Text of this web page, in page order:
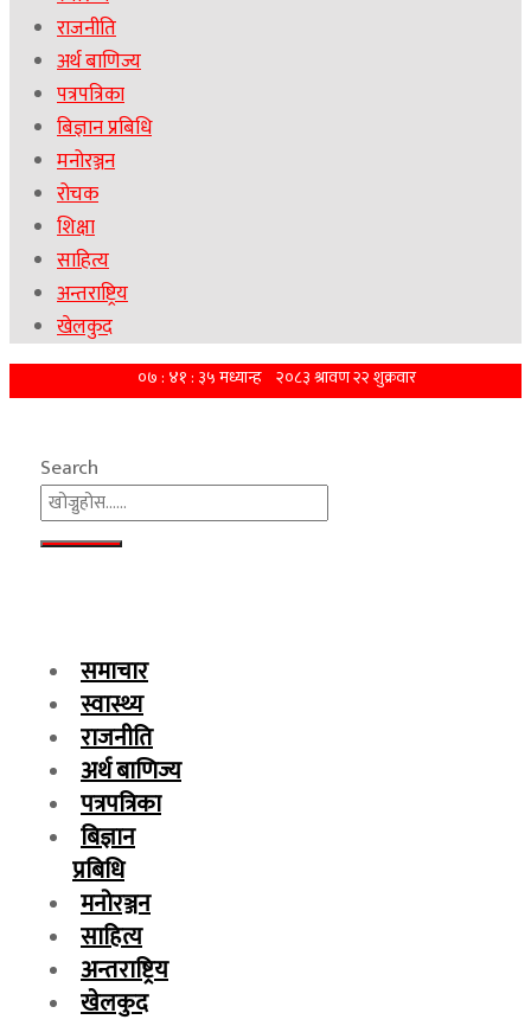
राजनीति
अर्थ बाणिज्य
पत्रपत्रिका
बिज्ञान प्रबिधि
मनोरञ्जन
रोचक
शिक्षा
साहित्य
अन्तराष्ट्रिय
खेलकुद
Search
समाचार
स्वास्थ्य
राजनीति
अर्थ बाणिज्य
पत्रपत्रिका
बिज्ञान
प्रबिधि
मनोरञ्जन
साहित्य
अन्तराष्ट्रिय
खेलकुद